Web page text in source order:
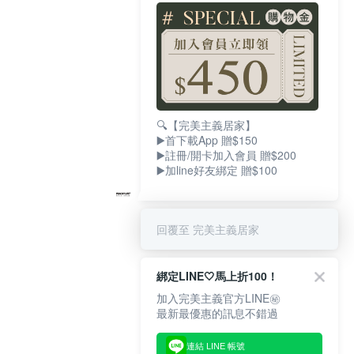
🔍【完美主義居家】
▶️首下載App 贈$150
▶️註冊/開卡加入會員 贈$200
▶️加line好友綁定 贈$100
回覆至 完美主義居家
綁定LINE🤍馬上折100！
加入完美主義官方LINE㊙
最新最優惠的訊息不錯過
連結 LINE 帳號